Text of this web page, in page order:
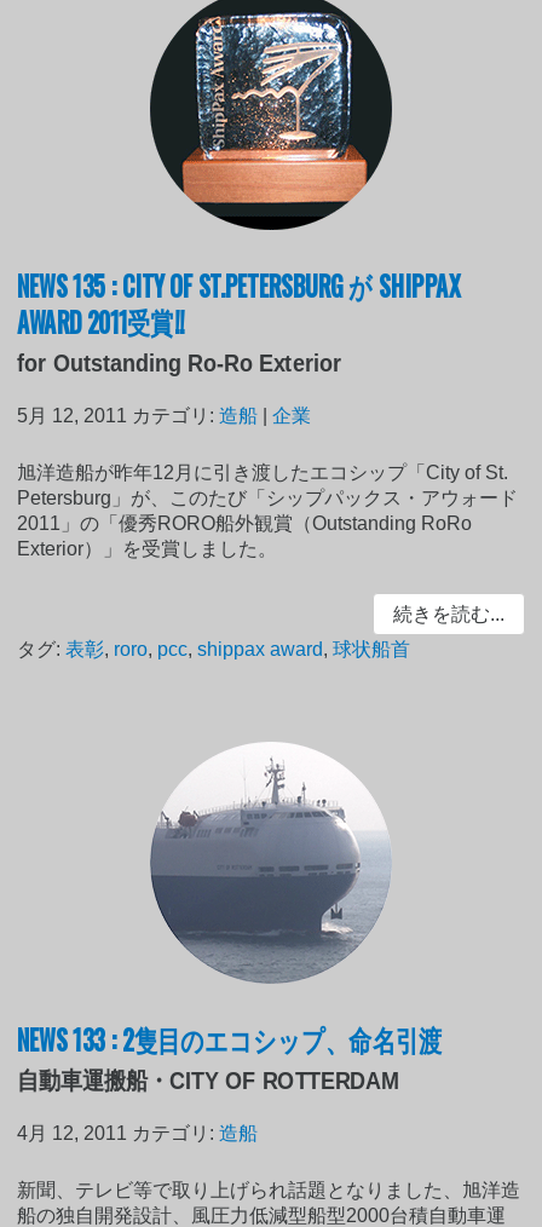
NEWS 135 : CITY OF ST.PETERSBURG が SHIPPAX
AWARD 2011受賞!!
for Outstanding Ro-Ro Exterior
5月 12, 2011 カテゴリ:造船 |企業
旭洋造船が昨年12月に引き渡したエコシップ「City of St.
Petersburg」が、このたび「シップパックス・アウォード
2011」の「優秀RORO船外観賞（Outstanding RoRo
Exterior）」を受賞しました。
続きを読む...
タグ:表彰, roro, pcc,shippax award,球状船首
NEWS 133 : 2隻目のエコシップ、命名引渡
自動車運搬船・CITY OF ROTTERDAM
4月 12, 2011 カテゴリ:造船
新聞、テレビ等で取り上げられ話題となりました、旭洋造
船の独自開発設計、風圧力低減型船型2000台積自動車運